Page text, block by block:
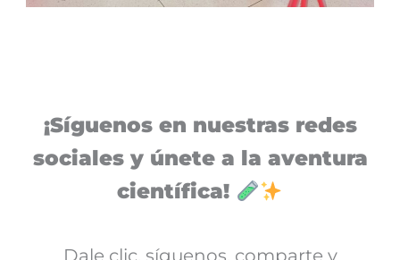
¡Síguenos en nuestras redes
sociales y únete a la aventura
científica!
Dale clic, síguenos, comparte y